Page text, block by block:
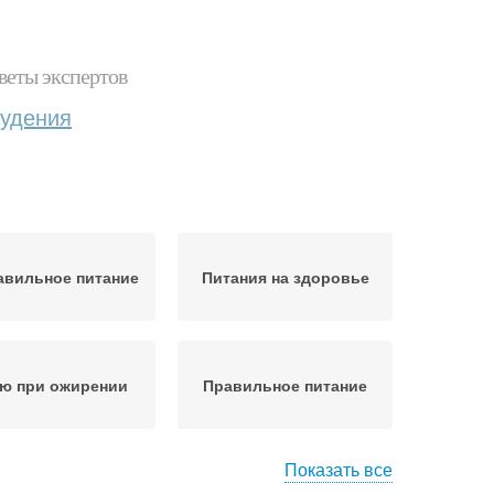
экспертов
питание Питания на здоровье
при ожирении Правильное питание
Упражнения при
Показать все